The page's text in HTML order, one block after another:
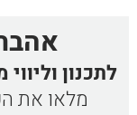
לתכנון
מלאו את